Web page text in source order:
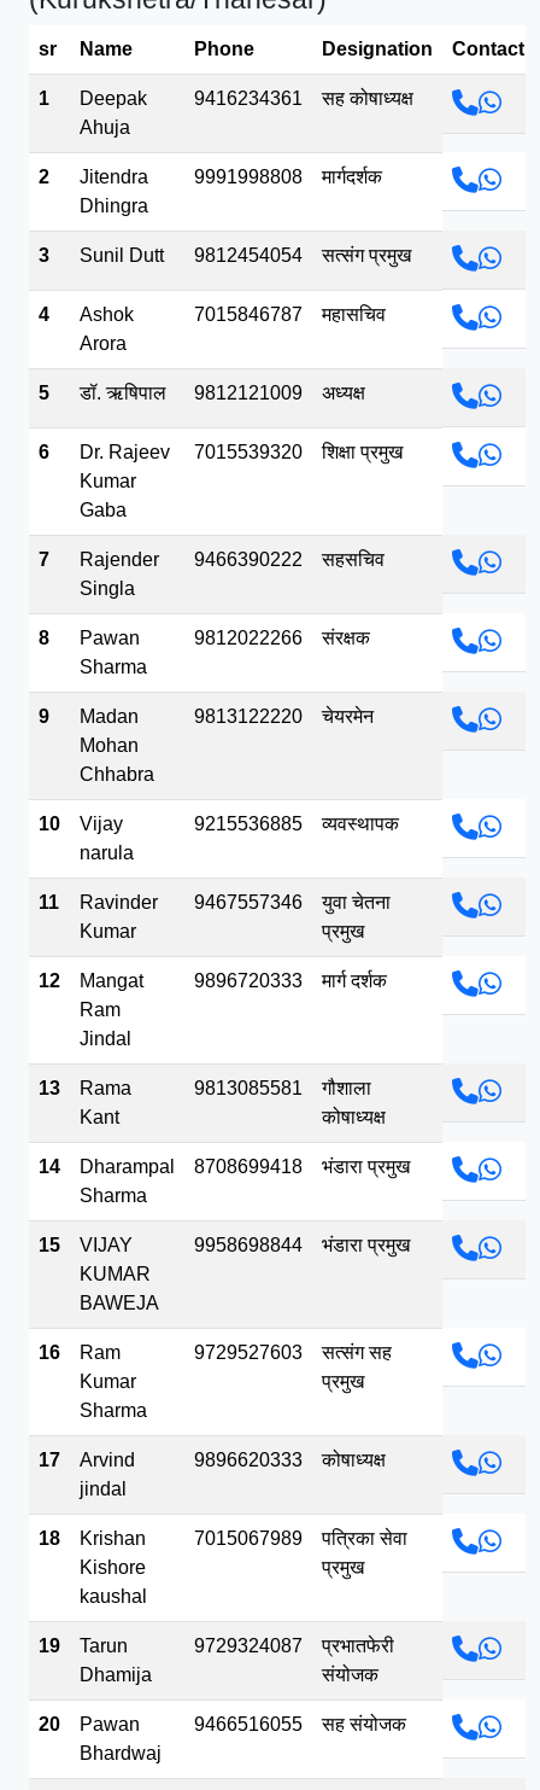
sr Name Phone Designation Contact
1
Deepak
Ahuja
9416234361 सह कोषाध्यक्ष
2
Jitendra
Dhingra
9991998808 मार्गदर्शक
3 Sunil Dutt 9812454054 सत्संग प्रमुख
4
Ashok
Arora
7015846787 महासचिव
5 डॉ. ऋषिपाल 9812121009 अध्यक्ष
6
Dr. Rajeev
Kumar
Gaba
7015539320 शिक्षा प्रमुख
7
Rajender
Singla
9466390222 सहसचिव
8
Pawan
Sharma
9812022266 संरक्षक
9
Madan
Mohan
Chhabra
9813122220 चेयरमेन
10
Vijay
narula
9215536885 व्यवस्थापक
11
Ravinder
Kumar
9467557346
युवा चेतना
प्रमुख
12
Mangat
Ram
Jindal
9896720333 मार्ग दर्शक
13
Rama
Kant
9813085581
गौशाला
कोषाध्यक्ष
14
Dharampal
Sharma
8708699418 भंडारा प्रमुख
15
VIJAY
KUMAR
BAWEJA
9958698844 भंडारा प्रमुख
16
Ram
Kumar
Sharma
9729527603
सत्संग सह
प्रमुख
17
Arvind
jindal
9896620333 कोषाध्यक्ष
18
Krishan
Kishore
kaushal
7015067989
पत्रिका सेवा
प्रमुख
19
Tarun
Dhamija
9729324087
प्रभातफेरी
संयोजक
20
Pawan
Bhardwaj
9466516055 सह संयोजक